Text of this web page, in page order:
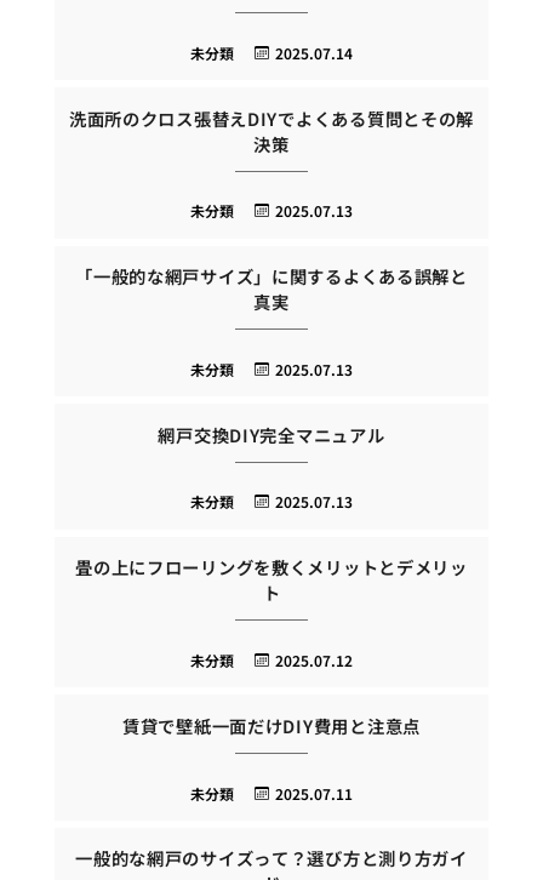
2025.07.14
未分類
洗面所のクロス張替えDIYでよくある質問とその解
決策
2025.07.13
未分類
「一般的な網戸サイズ」に関するよくある誤解と
真実
2025.07.13
未分類
網戸交換DIY完全マニュアル
2025.07.13
未分類
畳の上にフローリングを敷くメリットとデメリッ
ト
2025.07.12
未分類
賃貸で壁紙一面だけDIY費用と注意点
2025.07.11
未分類
一般的な網戸のサイズって？選び方と測り方ガイ